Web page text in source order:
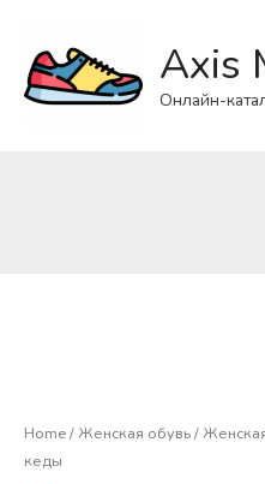
Axis
Онлайн-
Home/Женская обувь/
кеды